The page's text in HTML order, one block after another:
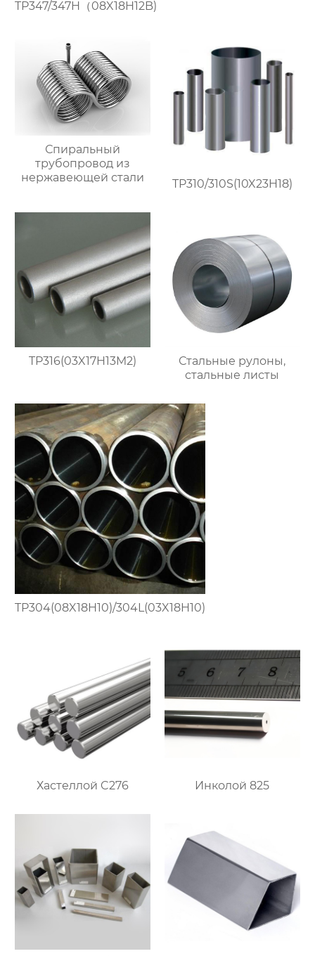
TP347/347H（08X18H12B)
Спиральный
трубопровод из
нержавеющей стали
TP310/310S(10X23H18)
TP316(03X17H13M2)
Стальные рулоны,
стальные листы
TP304(08X18H10)/304L(03X18H10)
Хастеллой C276 Инколой 825